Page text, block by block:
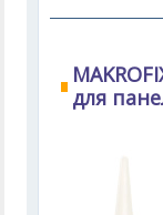
для